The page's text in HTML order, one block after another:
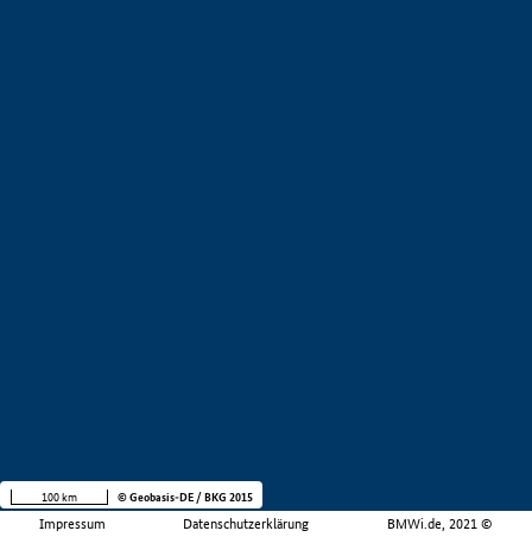
Impressum Datenschutzerklärung BMWi.de, 2021 ©
100 km © Geobasis-DE / BKG 2015